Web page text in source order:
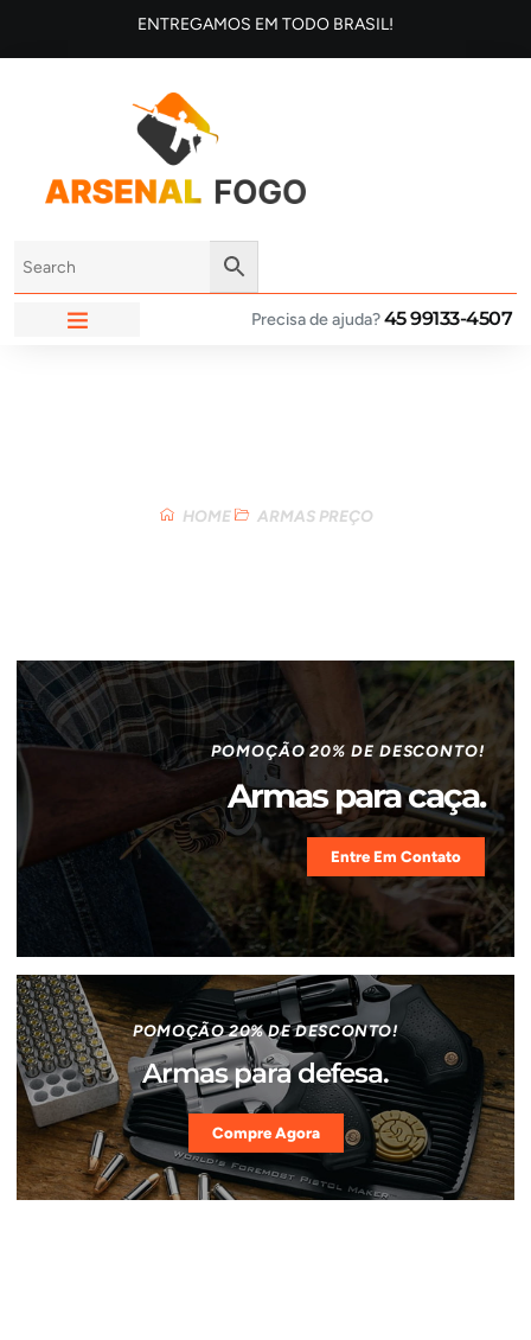
ENTREGAMOS EM TODO BRASIL!
Precisa de ajuda?45 99133-4507
HOME ARMAS PREÇO
POMOÇÃO 20% DE DESCONTO!
Armas para caça.
Entre Em Contato
POMOÇÃO 20% DE DESCONTO!
Armas para defesa.
Compre Agora